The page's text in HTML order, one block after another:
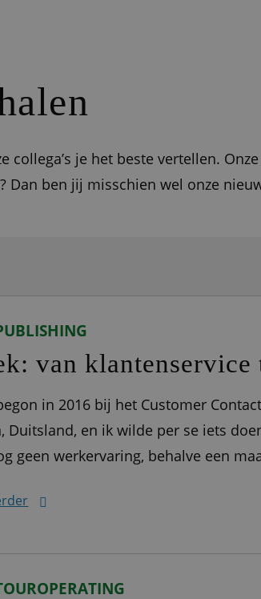
je het beste vertellen.
Dan ben jij misschien wel onze
van klantenservice
in 2016 bij het Customer
Duitsland, en ik wilde per se iets
geen werkervaring, behalve een